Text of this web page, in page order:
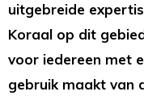
uitgebreide
Koraal op dit
voor iedereen met
gebruik maakt van